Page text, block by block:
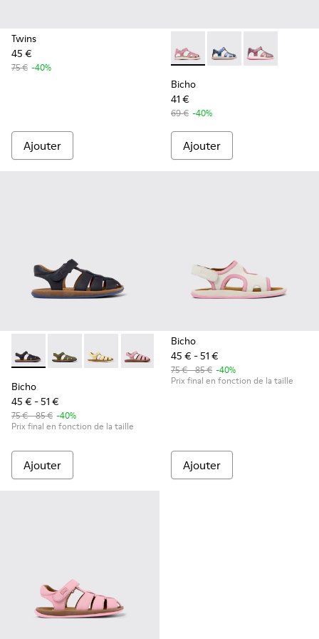
Twins
45 €
75 € -40%
Ajouter
Bicho - K800363-013 -
Bicho - K800363-004
Bicho -
Bicho
41 €
69 € -40%
Ajouter
Bicho - 80177-062 - Sandales en cuir bleu foncé pour enfant
Bicho - 80177-088
Bicho - 80177-086
Bicho - 80177-083
Bicho - 80177-082
Bicho - 80177-078
Bicho
45 € - 51 €
75 € - 85 € -40%
Prix final en fonction de la taille
Ajouter
Bicho
45 € - 51 €
75 € - 85 € -40%
Prix final en fonction de la taille
Ajouter